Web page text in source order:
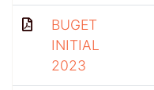
BUGET
INITIAL
2023